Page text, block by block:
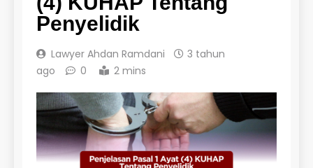
Penyelidik
Lawyer Ahdan Ramdani
3 tahun
ago
0 2 mins